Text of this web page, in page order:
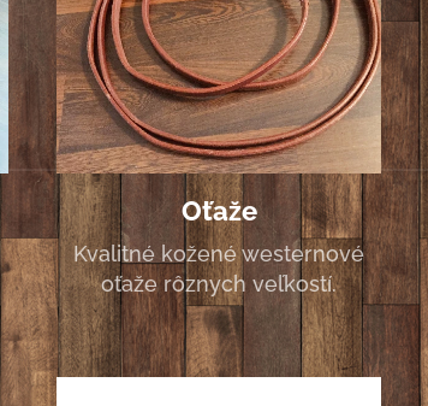
Oťaže
Kvalitné kožené westernové
oťaže rôznych veľkostí.